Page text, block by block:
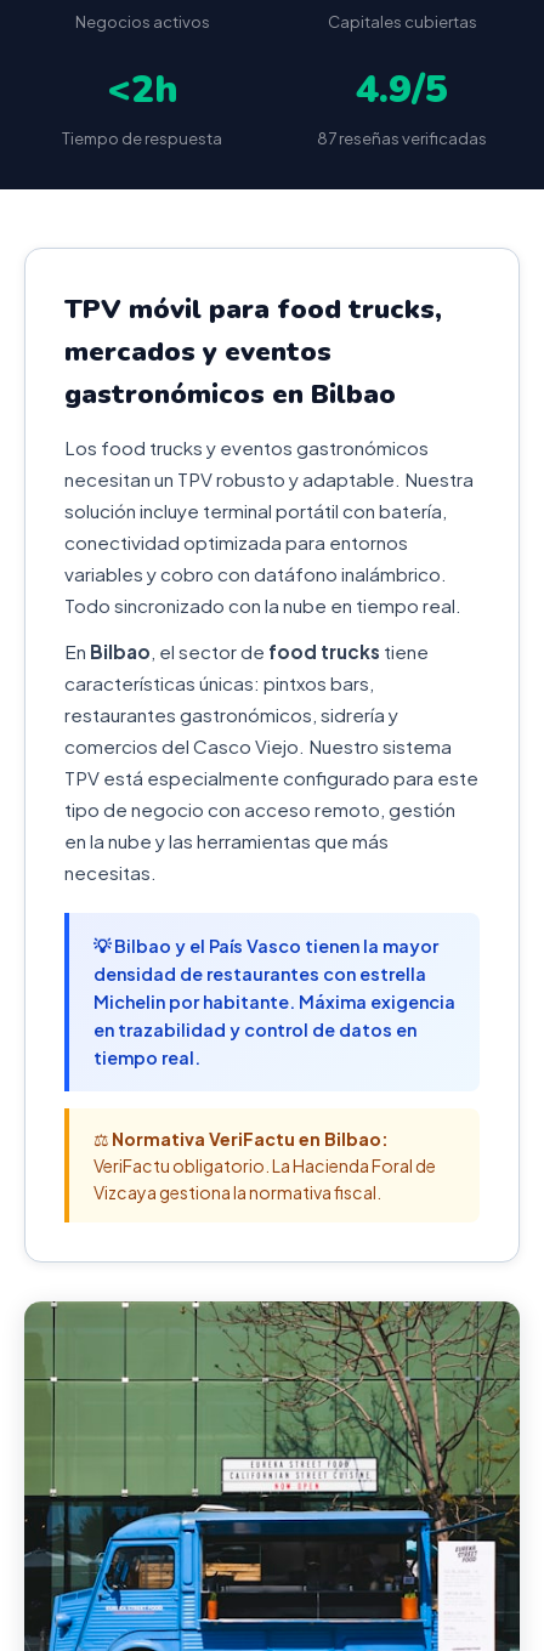
Negocios activos Capitales cubiertas
<2h
Tiempo de respuesta
4.9/5
87 reseñas verificadas
TPV móvil para food trucks,
mercados y eventos
gastronómicos en Bilbao
Los food trucks y eventos gastronómicos
necesitan un TPV robusto y adaptable. Nuestra
solución incluye terminal portátil con batería,
conectividad optimizada para entornos
variables y cobro con datáfono inalámbrico.
Todo sincronizado con la nube en tiempo real.
En Bilbao , el sector de food trucks tiene
características únicas: pintxos bars,
restaurantes gastronómicos, sidrería y
comercios del Casco Viejo. Nuestro sistema
TPV está especialmente configurado para este
tipo de negocio con acceso remoto, gestión
en la nube y las herramientas que más
necesitas.
💡 Bilbao y el País Vasco tienen la mayor
densidad de restaurantes con estrella
Michelin por habitante. Máxima exigencia
en trazabilidad y control de datos en
tiempo real.
⚖️ Normativa VeriFactu en Bilbao:
VeriFactu obligatorio. La Hacienda Foral de
Vizcaya gestiona la normativa fiscal.